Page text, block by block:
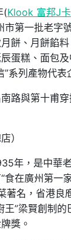
(Klook 富邦J卡
市第一批老字
餅、月餅餡
蛋糕、面包
系列產物代表
路與第十甫
）
年，是中華
食在廣州第一
著名，省港良
王”梁賢創制
獎。